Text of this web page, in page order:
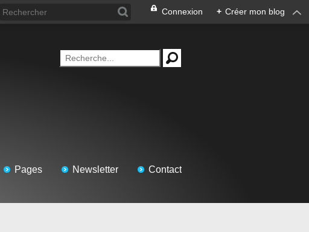
Connexion + Créer mon blog
Pages Newsletter Contact